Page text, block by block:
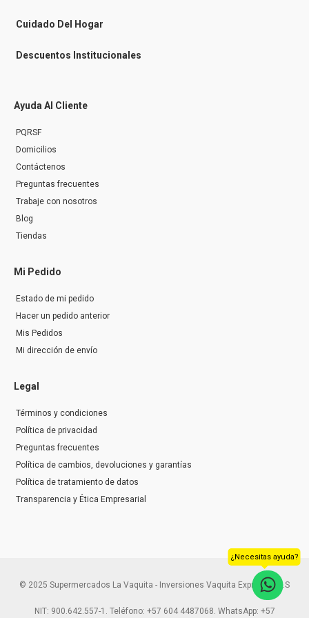
r
Cuidado Del Hogar
Descuentos Institucionales
Ayuda Al Cliente
PQRSF
Domicilios
Contáctenos
Preguntas frecuentes
Trabaje con nosotros
Blog
Tiendas
Mi Pedido
Estado de mi pedido
Hacer un pedido anterior
Mis Pedidos
Mi dirección de envío
Legal
Términos y condiciones
Política de privacidad
Preguntas frecuentes
Política de cambios, devoluciones y garantías
Política de tratamiento de datos
Transparencia y Ética Empresarial
© 2025 Supermercados La Vaquita - Inversiones Vaquita Express S.A.S
NIT: 900.642.557-1. Teléfono: +57 604 4487068. WhatsApp: +57
¿Necesitas ayuda?